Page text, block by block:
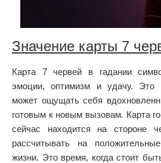
Значение карты 7
Карта 7 червей в гадании
эмоции, оптимизм и удачу. Это
может ощущать себя
готовым к новым вызовам. Карта
сейчас находится на стороне
рассчитывать на
жизни. Это время, когда стоит